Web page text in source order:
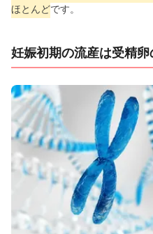
ほとんどです。
妊娠初期の流産は受精